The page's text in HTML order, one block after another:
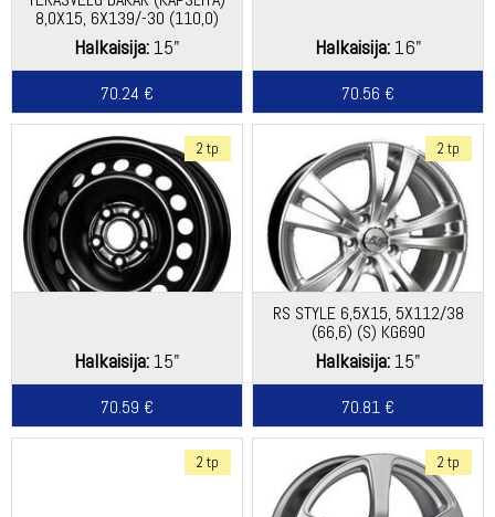
8,0X15, 6X139/-30 (110,0)
(E) (ST) KG920 (DEF)
Halkaisija:15"
70.24 €
Halkaisija:16"
70.56 €
2 tp
Halkaisija:15"
70.59 €
2 tp
RS STYLE 6,5X15, 5X112/38
(66,6) (S) KG690
Halkaisija: 15"
70.81 €
2 tp 2 tp